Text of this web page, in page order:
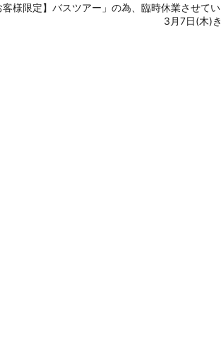
様限定】バスツアー」の為、臨時休業させてい
3月7日(木)